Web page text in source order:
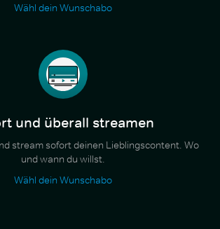
Wähl dein Wunschabo
und überall streamen
stream sofort deinen Lieblingscontent. Wo
und wann du willst.
Wähl dein Wunschabo